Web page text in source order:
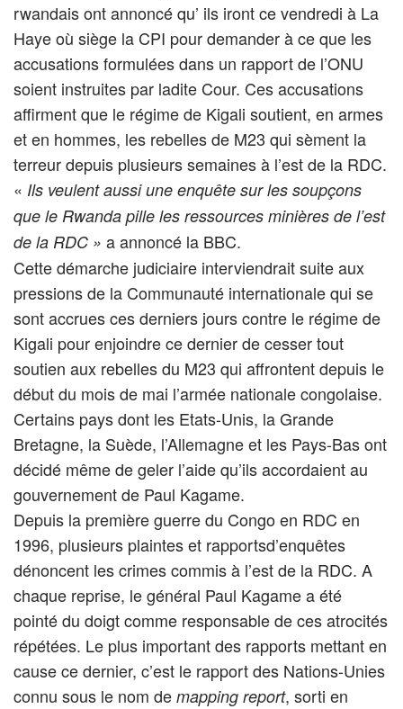
rwandais ont annoncé qu’ ils iront ce vendredi à La
Haye où siège la CPI pour demander à ce que les
accusations formulées dans un rapport de l’ONU
soient instruites par ladite Cour. Ces accusations
affirment que le régime de Kigali soutient, en armes
et en hommes, les rebelles de M23 qui sèment la
terreur depuis plusieurs semaines à l’est de la RDC.
« Ils veulent aussi une enquête sur les soupçons
que le Rwanda pille les ressources minières de l’est
de la RDC » a annoncé la BBC.
Cette démarche judiciaire interviendrait suite aux
pressions de la Communauté internationale qui se
sont accrues ces derniers jours contre le régime de
Kigali pour enjoindre ce dernier de cesser tout
soutien aux rebelles du M23 qui affrontent depuis le
début du mois de mai l’armée nationale congolaise.
Certains pays dont les Etats-Unis, la Grande
Bretagne, la Suède, l’Allemagne et les Pays-Bas ont
décidé même de geler l’aide qu’ils accordaient au
gouvernement de Paul Kagame.
Depuis la première guerre du Congo en RDC en
1996, plusieurs plaintes et rapportsd’enquêtes
dénoncent les crimes commis à l’est de la RDC. A
chaque reprise, le général Paul Kagame a été
pointé du doigt comme responsable de ces atrocités
répétées. Le plus important des rapports mettant en
cause ce dernier, c’est le rapport des Nations-Unies
connu sous le nom de mapping report, sorti en